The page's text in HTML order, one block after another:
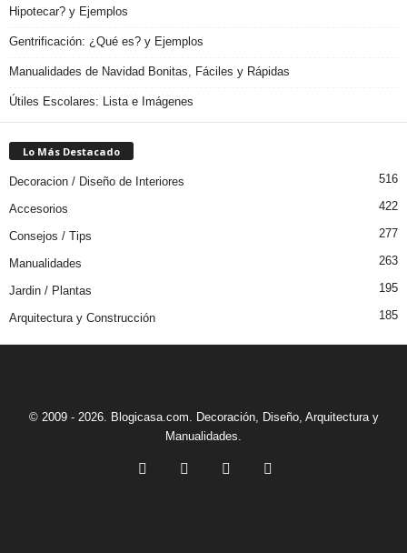
Hipotecar? y Ejemplos
Gentrificación: ¿Qué es? y Ejemplos
Manualidades de Navidad Bonitas, Fáciles y Rápidas
Útiles Escolares: Lista e Imágenes
Lo Más Destacado
Decoracion / Diseño de Interiores 516
Accesorios 422
Consejos / Tips 277
Manualidades 263
Jardin / Plantas 195
Arquitectura y Construcción 185
© 2009 - 2026. Blogicasa.com. Decoración, Diseño, Arquitectura y
Manualidades.